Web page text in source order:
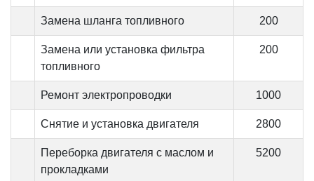
Замена шланга топливного 200
Замена или установка фильтра
топливного
200
Ремонт электропроводки 1000
Снятие и установка двигателя 2800
Переборка двигателя с маслом и
прокладками
5200